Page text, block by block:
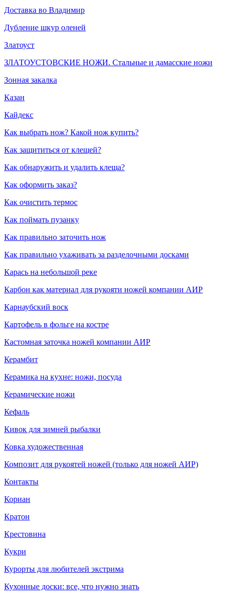
Доставка во Владимир
Дубление шкур оленей
Златоуст
ЗЛАТОУСТОВСКИЕ НОЖИ. Стальные и дамасские ножи
Зонная закалка
Казан
Кайдекс
Как выбрать нож? Какой нож купить?
Как защититься от клещей?
Как обнаружить и удалить клеща?
Как оформить заказ?
Как очистить термос
Как поймать пузанку
Как правильно заточить нож
Как правильно ухаживать за разделочными досками
Карась на небольшой реке
Карбон как материал для рукояти ножей компании АИР
Карнаубский воск
Картофель в фольге на костре
Кастомная заточка ножей компании АИР
Керамбит
Керамика на кухне: ножи, посуда
Керамические ножи
Кефаль
Кивок для зимней рыбалки
Ковка художественная
Композит для рукоятей ножей (только для ножей АИР)
Контакты
Кориан
Кратон
Крестовина
Кукри
Курорты для любителей экстрима
Кухонные доски: все, что нужно знать